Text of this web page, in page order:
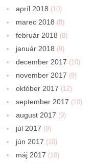
apríl 2018 (10)
marec 2018 (8)
február 2018 (8)
január 2018 (9)
december 2017 (10)
november 2017 (9)
október 2017 (12)
september 2017 (10)
august 2017 (9)
júl 2017 (9)
jún 2017 (10)
máj 2017 (10)